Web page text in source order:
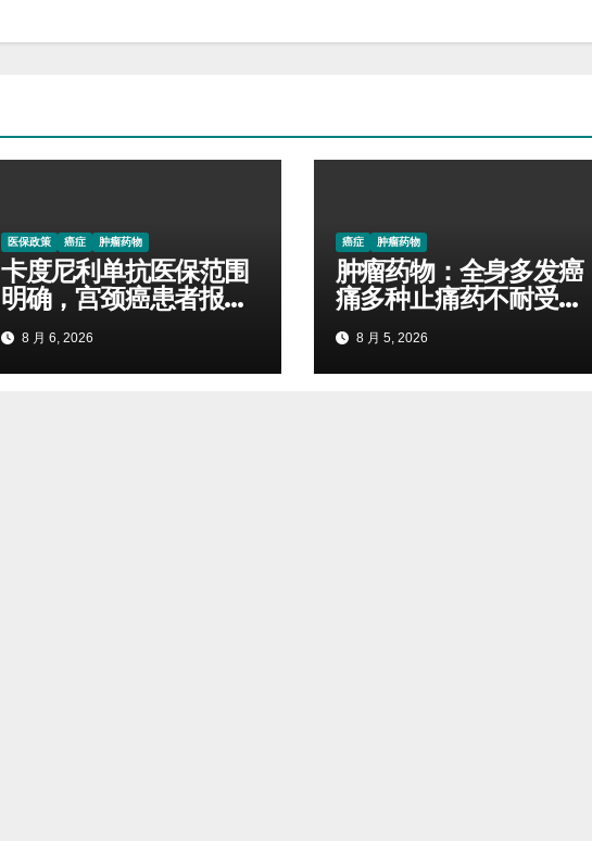
医保政策 癌症 肿瘤药物
卡度尼利单抗医保范围
明确，宫颈癌患者报销
标准对照查看
8 月 6, 2026
癌症 肿瘤药物
肿瘤药物：全身多发癌
痛多种止痛药不耐受，
阿魏化痞膏外用减少口
服药量的实操案例
8 月 5, 2026